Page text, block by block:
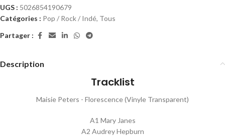
UGS : 5026854190679
Catégories : Pop / Rock / Indé, Tous
Partager :
Description
Tracklist
Maisie Peters - Florescence (Vinyle Transparent)
A1 Mary Janes
A2 Audrey Hepburn